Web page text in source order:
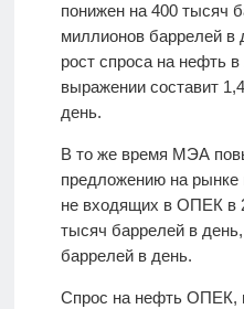
Рунет
понижен на 400 тысяч
миллионов баррелей в
рост спроса на нефть
выражении составит
день.
В то же время МЭА
предложению на рынке
не входящих в ОПЕК в
тысяч баррелей в
баррелей в день.
Спрос на нефть ОПЕК,